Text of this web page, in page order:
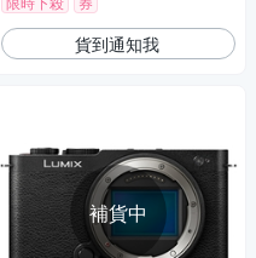
貨到通知我
補貨中